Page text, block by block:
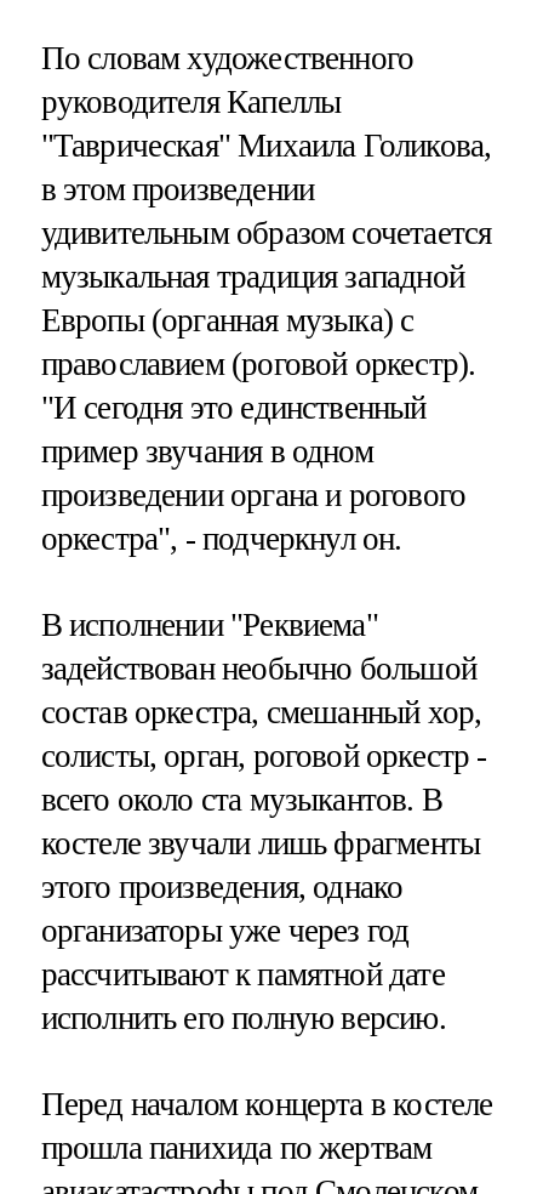
По словам художественного
руководителя Капеллы
"Таврическая" Михаила Голикова,
в этом произведении
удивительным образом сочетается
музыкальная традиция западной
Европы (органная музыка) с
православием (роговой оркестр).
"И сегодня это единственный
пример звучания в одном
произведении органа и рогового
оркестра", - подчеркнул он.
В исполнении "Реквиема"
задействован необычно большой
состав оркестра, смешанный хор,
солисты, орган, роговой оркестр -
всего около ста музыкантов. В
костеле звучали лишь фрагменты
этого произведения, однако
организаторы уже через год
рассчитывают к памятной дате
исполнить его полную версию.
Перед началом концерта в костеле
прошла панихида по жертвам